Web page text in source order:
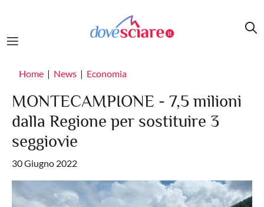
Home News Economia
MONTECAMPIONE - 7,5 milioni
dalla Regione per sostituire 3
seggiovie
30 Giugno 2022